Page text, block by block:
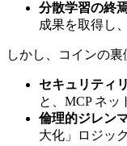
分散学習の終
成果を取得し
しかし、コインの裏
セキュリティ
と、MCP ネ
倫理的ジレン
大化」ロジッ